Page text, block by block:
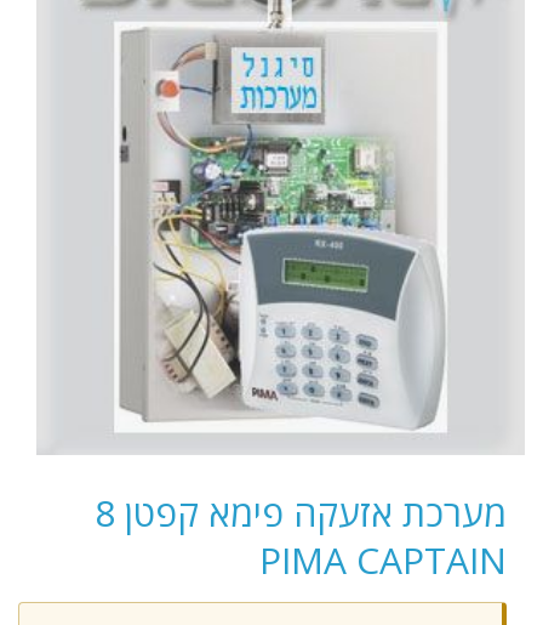
מערכת אזעקה פימא קפטן 8
PIMA CAPTAIN